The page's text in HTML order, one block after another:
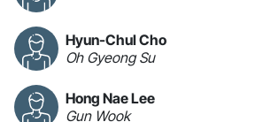
Hyun-Chul Cho
Oh Gyeong Su
Hong Nae Lee
Gun Wook